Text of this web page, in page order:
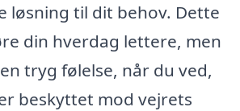
løsning til dit behov. Dette
din hverdag lettere, men
tryg følelse, når du ved,
beskyttet mod vejrets